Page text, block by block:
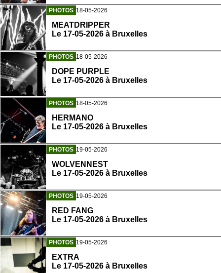
PHOTOS 18-05-2026
MEATDRIPPER
Le 17-05-2026 à Bruxelles
PHOTOS 18-05-2026
DOPE PURPLE
Le 17-05-2026 à Bruxelles
PHOTOS 18-05-2026
HERMANO
Le 17-05-2026 à Bruxelles
PHOTOS 19-05-2026
WOLVENNEST
Le 17-05-2026 à Bruxelles
PHOTOS 19-05-2026
RED FANG
Le 17-05-2026 à Bruxelles
PHOTOS 19-05-2026
EXTRA
Le 17-05-2026 à Bruxelles